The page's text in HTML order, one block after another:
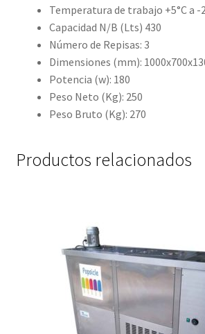
Temperatura de trabajo +5°C a -
Capacidad N/B (Lts) 430
Número de Repisas: 3
Dimensiones (mm):
Potencia (w): 180
Peso Neto (Kg): 250
Peso Bruto (Kg): 270
Productos relacionados